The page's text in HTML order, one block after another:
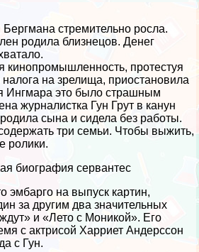
стремительно росла.
родила близнецов. Денег
кинопромышленность, протестуя
на зрелища, приостановила
Ингмара это было страшным
журналистка Гун Грут в канун
сына и сидела без работы.
три семьи. Чтобы выжить,
ролики.
биография сервантес
эмбарго на выпуск картин,
за другим два значительных
и «Лето с Моникой». Его
с актрисой Харриет Андерссон
с Гун.